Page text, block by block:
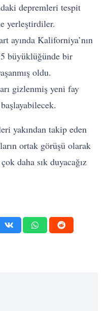
depremleri tespit
yerleştirdiler.
ayında Kaliforniya’nın
büyüklüğünde bir
oldu.
gizlenmiş yeni fay
yakından takip eden
ortak görüşü olarak
daha sık duyacağız